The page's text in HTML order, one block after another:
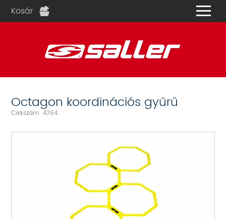
Kosár
Octagon koordinációs gyűrű
Cikkszám: 4764